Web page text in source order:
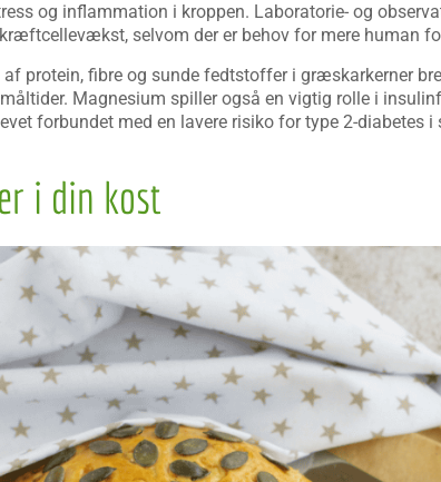
og inflammation i kroppen. Laboratorie- og
selvom der er behov for mere human
protein, fibre og sunde fedtstoffer i græskarkerner
Magnesium spiller også en vigtig rolle i
forbundet med en lavere risiko for type 2-diabetes i
i din kost